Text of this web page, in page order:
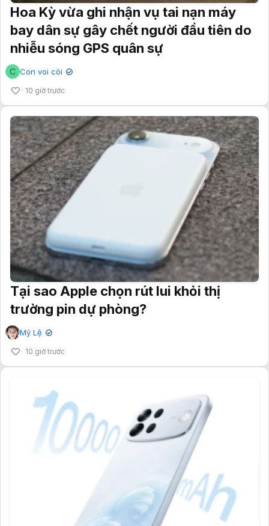
Hoa Kỳ vừa ghi nhận vụ tai nạn máy
bay dân sự gây chết người đầu tiên do
nhiễu sóng GPS quân sự
C Con voi còi ✔
10 giờ trước
Tại sao Apple chọn rút lui khỏi thị
trường pin dự phòng?
Mỹ Lệ ✔
10 giờ trước